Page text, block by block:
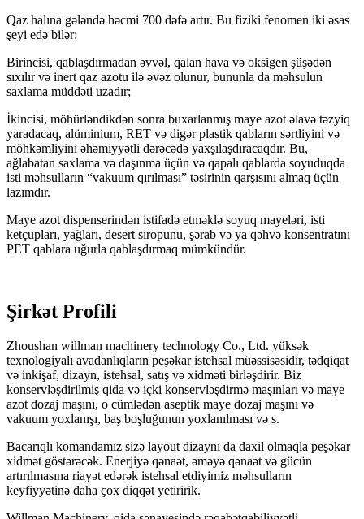
Qaz halına gələndə həcmi 700 dəfə artır. Bu fiziki fenomen iki əsas
şeyi edə bilər:
Birincisi, qablaşdırmadan əvvəl, qalan hava və oksigen şüşədən
sıxılır və inert qaz azotu ilə əvəz olunur, bununla da məhsulun
saxlama müddəti uzadır;
İkincisi, möhürləndikdən sonra buxarlanmış maye azot əlavə təzyiq
yaradacaq, alüminium, RET və digər plastik qabların sərtliyini və
möhkəmliyini əhəmiyyətli dərəcədə yaxşılaşdıracaqdır. Bu,
ağlabatan saxlama və daşınma üçün və qapalı qablarda soyuduqda
isti məhsulların “vakuum qırılması” təsirinin qarşısını almaq üçün
lazımdır.
Maye azot dispenserindən istifadə etməklə soyuq mayeləri, isti
ketçupları, yağları, desert siropunu, şərab və ya qəhvə konsentratını
PET qablara uğurla qablaşdırmaq mümkündür.
Şirkət Profili
Zhoushan willman machinery technology Co., Ltd. yüksək
texnologiyalı avadanlıqların peşəkar istehsal müəssisəsidir, tədqiqat
və inkişaf, dizayn, istehsal, satış və xidməti birləşdirir. Biz
konservləşdirilmiş qida və içki konservləşdirmə maşınları və maye
azot dozaj maşını, o cümlədən aseptik maye dozaj maşını və
vakuum yoxlanışı, baş boşluğunun yoxlanılması və s.
Bacarıqlı komandamız sizə layout dizaynı da daxil olmaqla peşəkar
xidmət göstərəcək. Enerjiyə qənaət, əməyə qənaət və gücün
artırılmasına riayət edərək istehsal etdiyimiz məhsulların
keyfiyyətinə daha çox diqqət yetiririk.